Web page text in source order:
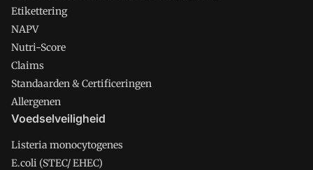
Etikettering
NAPV
Nutri-Score
Claims
Standaarden & Certificeringen
Allergenen
Voedselveiligheid
Listeria monocytogenes
E.coli (STEC/ EHEC)